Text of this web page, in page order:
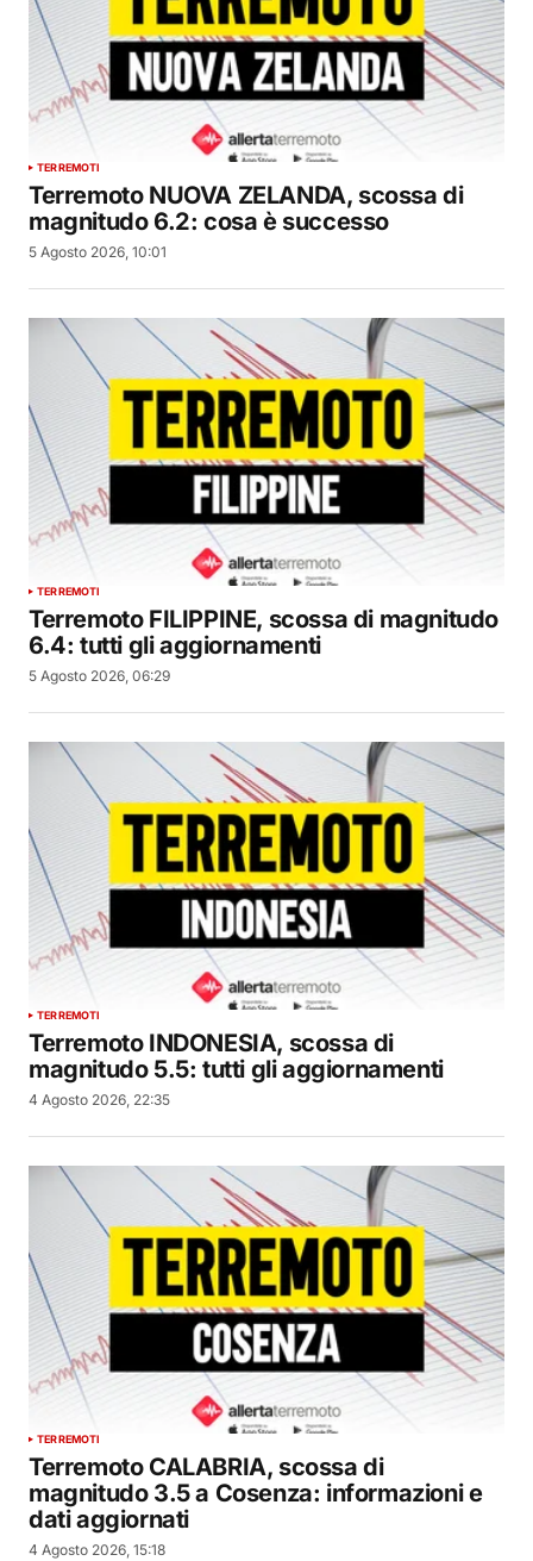
TERREMOTI
Terremoto NUOVA ZELANDA, scossa di
magnitudo 6.2: cosa è successo
5 Agosto 2026, 10:01
TERREMOTI
Terremoto FILIPPINE, scossa di magnitudo
6.4: tutti gli aggiornamenti
5 Agosto 2026, 06:29
TERREMOTI
Terremoto INDONESIA, scossa di
magnitudo 5.5: tutti gli aggiornamenti
4 Agosto 2026, 22:35
TERREMOTI
Terremoto CALABRIA, scossa di
magnitudo 3.5 a Cosenza: informazioni e
dati aggiornati
4 Agosto 2026, 15:18